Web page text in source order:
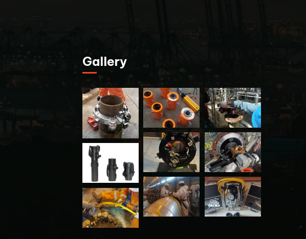
Gallery